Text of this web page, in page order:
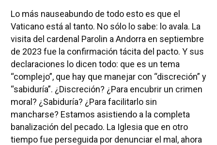
Lo más nauseabundo de todo esto es que el
Vaticano está al tanto. No sólo lo sabe: lo avala. La
visita del cardenal Parolin a Andorra en septiembre
de 2023 fue la confirmación tácita del pacto. Y sus
declaraciones lo dicen todo: que es un tema
“complejo”, que hay que manejar con “discreción” y
“sabiduría”. ¿Discreción? ¿Para encubrir un crimen
moral? ¿Sabiduría? ¿Para facilitarlo sin
mancharse? Estamos asistiendo a la completa
banalización del pecado. La Iglesia que en otro
tiempo fue perseguida por denunciar el mal, ahora